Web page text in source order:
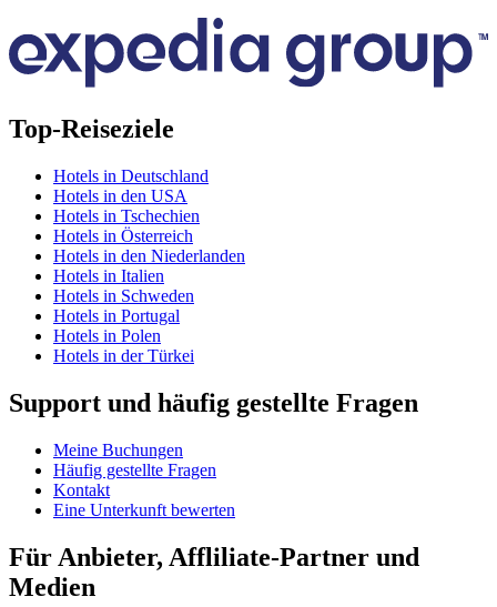
Top-Reiseziele
Hotels in Deutschland
Hotels in den USA
Hotels in Tschechien
Hotels in Österreich
Hotels in den Niederlanden
Hotels in Italien
Hotels in Schweden
Hotels in Portugal
Hotels in Polen
Hotels in der Türkei
Support und häufig gestellte Fragen
Meine Buchungen
Häufig gestellte Fragen
Kontakt
Eine Unterkunft bewerten
Für Anbieter, Affliliate-Partner und
Medien